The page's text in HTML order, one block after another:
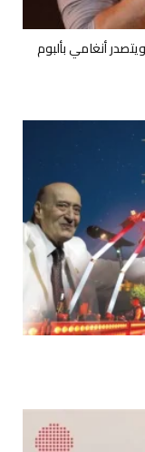
ويتصدر أنغامي بألبوم